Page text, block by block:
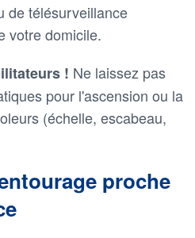
de télésurveillance
votre domicile.
! Ne laissez pas
pour l'ascension ou la
(échelle, escabeau,
proche